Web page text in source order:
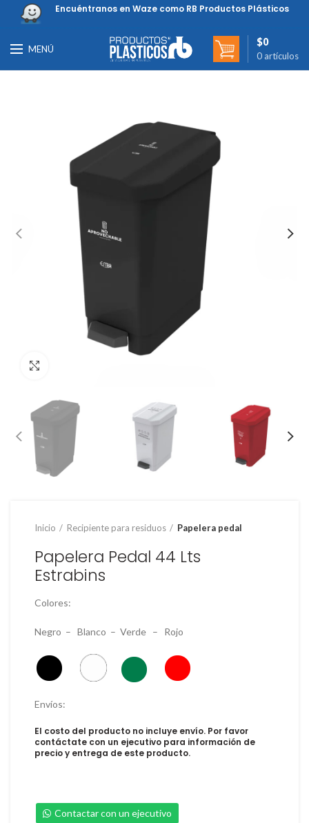
Encuéntranos en Waze como RB Productos Plásticos
MENÚ
0 artículos
$0
Inicio Recipiente para residuos Papelera pedal
Papelera Pedal 44 Lts
Estrabins
Colores:
Negro – Blanco – Verde – Rojo
Envíos:
El costo del producto no incluye envío. Por favor
contáctate con un ejecutivo para información de
precio y entrega de este producto.
Contactar con un ejecutivo